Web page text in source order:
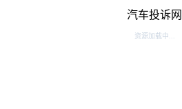
汽车投诉网
资源加载中...